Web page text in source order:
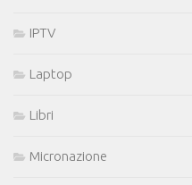
IPTV
Laptop
Libri
Micronazione